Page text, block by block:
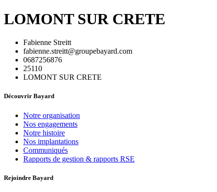
LOMONT SUR CRETE
Fabienne Streitt
fabienne.streitt@groupebayard.com
0687256876
25110
LOMONT SUR CRETE
Découvrir Bayard
Notre organisation
Nos engagements
Notre histoire
Nos implantations
Communiqués
Rapports de gestion & rapports RSE
Rejoindre Bayard